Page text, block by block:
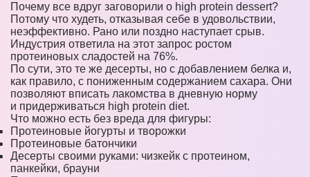
Почему все вдруг заговорили о high protein dessert?
Потому что худеть, отказывая себе в удовольствии,
неэффективно. Рано или поздно наступает срыв.
Индустрия ответила на этот запрос ростом
протеиновых сладостей на 76%.
По сути, это те же десерты, но с добавлением белка и,
как правило, с пониженным содержанием сахара. Они
позволяют вписать лакомства в дневную норму
и придерживаться high protein diet.
Что можно есть без вреда для фигуры:
Протеиновые йогурты и творожки
Протеиновые батончики
Десерты своими руками: чизкейк с протеином,
панкейки, брауни